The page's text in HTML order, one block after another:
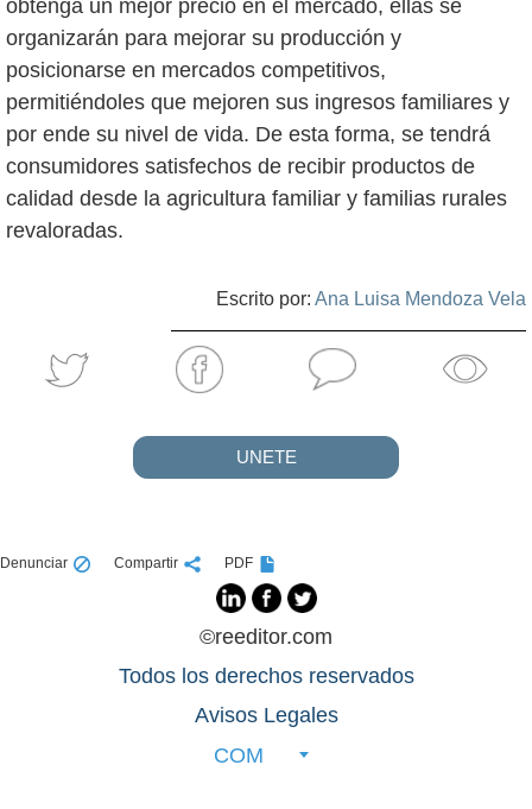
obtenga un mejor precio en el mercado, ellas se
organizarán para mejorar su producción y
posicionarse en mercados competitivos,
permitiéndoles que mejoren sus ingresos familiares y
por ende su nivel de vida. De esta forma, se tendrá
consumidores satisfechos de recibir productos de
calidad desde la agricultura familiar y familias rurales
revaloradas.
Escrito por: Ana Luisa Mendoza Vela
UNETE
Denunciar Compartir PDF
©reeditor.com
Todos los derechos reservados
Avisos Legales